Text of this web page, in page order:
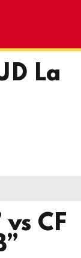
La
CF